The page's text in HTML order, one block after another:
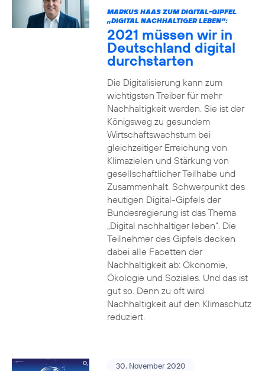
MARKUS HAAS ZUM DIGITAL-GIPFEL
„DIGITAL NACHHALTIGER LEBEN“:
2021 müssen wir in
Deutschland digital
durchstarten
Die Digitalisierung kann zum
wichtigsten Treiber für mehr
Nachhaltigkeit werden. Sie ist der
Königsweg zu gesundem
Wirtschaftswachstum bei
gleichzeitiger Erreichung von
Klimazielen und Stärkung von
gesellschaftlicher Teilhabe und
Zusammenhalt. Schwerpunkt des
heutigen Digital-Gipfels der
Bundesregierung ist das Thema
„Digital nachhaltiger leben“. Die
Teilnehmer des Gipfels decken
dabei alle Facetten der
Nachhaltigkeit ab: Ökonomie,
Ökologie und Soziales. Und das ist
gut so. Denn zu oft wird
Nachhaltigkeit auf den Klimaschutz
reduziert.
30. November 2020